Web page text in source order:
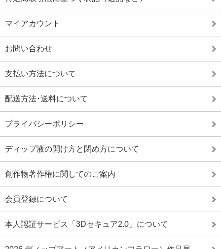
マイアカウント
お問い合わせ
支払い方法について
配送方法･送料について
プライバシーポリシー
ディップ液の開け方と閉め方について
創作物著作権に関してのご案内
会員登録について
本人認証サービス「3Dセキュア2.0」について